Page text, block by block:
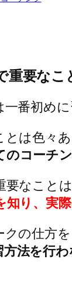
重要なこ
番初めに
は色々あ
のコーチ
なことは
り、実
の仕方
法を行